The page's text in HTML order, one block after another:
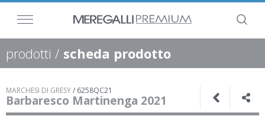
prodotti / scheda prodotto
MARCHESI DI GRESY/ 6258QC21
Barbaresco Martinenga 2021